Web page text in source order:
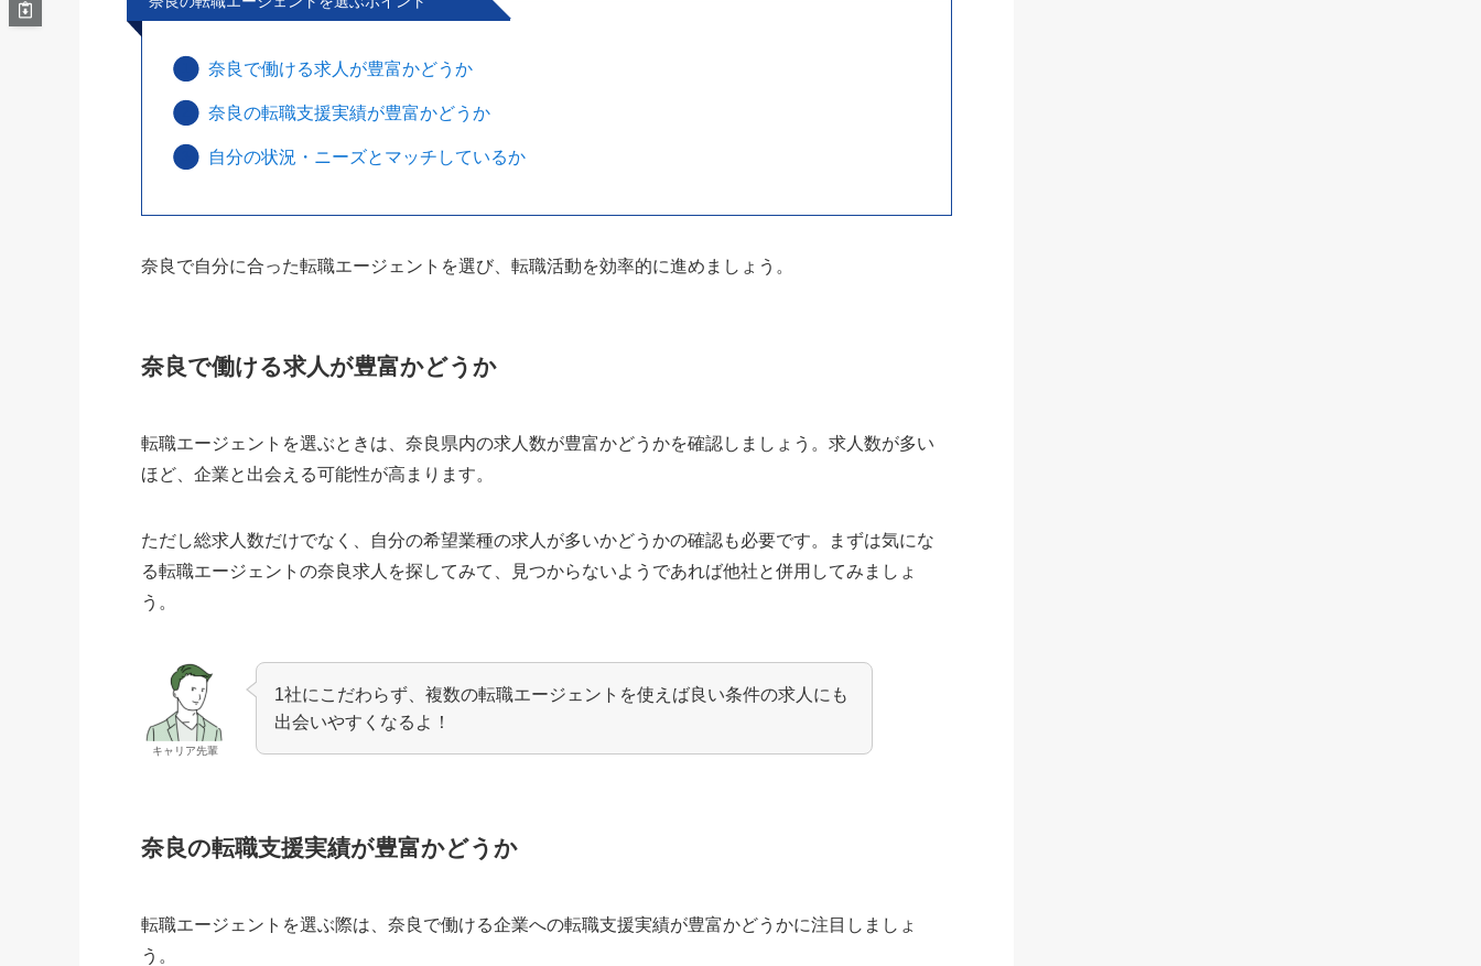
奈良で働ける求人が豊富かどうか
奈良の転職支援実績が豊富かどうか
自分の状況・ニーズとマッチしているか
奈良で自分に合った転職エージェントを選び、転職活動を効率的に進めましょう。
奈良で働ける求人が豊富かどうか
転職エージェントを選ぶときは、奈良県内の求人数が豊富かどうかを確認しましょう。求人数が多い
ほど、企業と出会える可能性が高まります。
ただし総求人数だけでなく、自分の希望業種の求人が多いかどうかの確認も必要です。まずは気にな
る転職エージェントの奈良求人を探してみて、見つからないようであれば他社と併用してみましょ
う。
キャリア先輩
1社にこだわらず、複数の転職エージェントを使えば良い条件の求人にも
出会いやすくなるよ！
奈良の転職支援実績が豊富かどうか
転職エージェントを選ぶ際は、奈良で働ける企業への転職支援実績が豊富かどうかに注目しましょ
う。